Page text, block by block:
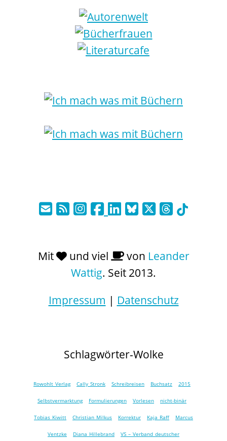
Mit und viel von Leander
Wattig. Seit 2013.
Impressum | Datenschutz
Schlagwörter-Wolke
Rowohlt Verlag Cally Stronk Schreibreisen Buchsatz 2015
Selbstvermarktung Formulierungen Vorlesen nicht-binär
Tobias Kiwitt Christian Milkus Korrektur Kaja Raff Marcus
Ventzke Diana Hillebrand VS – Verband deutscher